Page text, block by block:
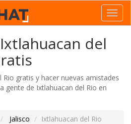
del
Rio gratis y hacer nuevas amistades
gente de Ixtlahuacan del Rio en
Jalisco Ixtlahuacan del Rio